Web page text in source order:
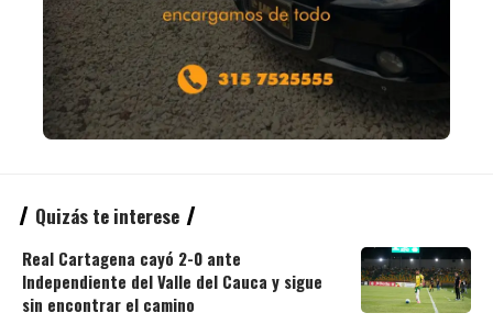
Quizás te interese
Real Cartagena cayó 2-0 ante
Independiente del Valle del Cauca y sigue
sin encontrar el camino